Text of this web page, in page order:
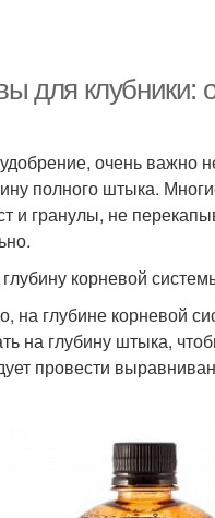
для клубники:
очень важно
полного штыка.
и гранулы, не
корневой
на глубине корневой
на глубину штыка,
провести